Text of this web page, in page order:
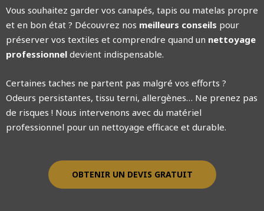
Vous souhaitez garder vos canapés, tapis ou matelas propre
et en bon état ? Découvrez nos meilleurs conseils pour
préserver vos textiles et comprendre quand un nettoyage
professionnel devient indispensable.
Certaines taches ne partent pas malgré vos efforts ?
Odeurs persistantes, tissu terni, allergènes… Ne prenez pas
de risques ! Nous intervenons avec du matériel
professionnel pour un nettoyage efficace et durable.
OBTENIR UN DEVIS GRATUIT